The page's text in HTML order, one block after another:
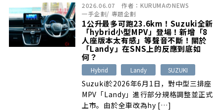
2026.06.07 作者： KURUMAのNEWS
一手企劃/ 專題企劃
1公升最多可跑23.6km！Suzuki全新
「hybrid小型MPV」登場！新增「8
人座版本太有感」等聲音不斷！關於
「Landy」在SNS上的反應到底如
何？
Hybrid Landy SUZUKI
Suzuki於2026年6月1日，對中型三排座
MPV「Landy」進行部分規格調整並正式
上市。由於全車改為hy […]